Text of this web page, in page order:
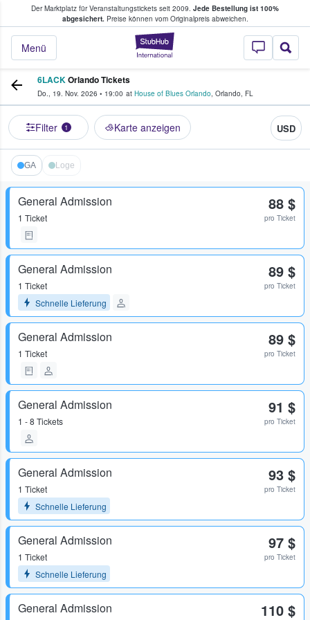
Der Marktplatz für Veranstaltungstickets seit 2009. Jede Bestellung ist 100%
abgesichert.Preise können vom Originalpreis abweichen.
StubHub - Wo
Menü
Tickets kaufen & verkaufen
6LACKOrlando Tickets
Do., 19. Nov. 2026 • 19:00 at House of Blues Orlando, Orlando, FL
Filter 1 Karte anzeigen USD
GA Loge
General Admission
1 Ticket
88 $
pro Ticket
General Admission
1 Ticket
Schnelle Lieferung
89 $
pro Ticket
General Admission
1 Ticket
89 $
pro Ticket
General Admission
1 - 8 Tickets
91 $
pro Ticket
General Admission
1 Ticket
Schnelle Lieferung
93 $
pro Ticket
General Admission
1 Ticket
Schnelle Lieferung
97 $
pro Ticket
General Admission 110 $